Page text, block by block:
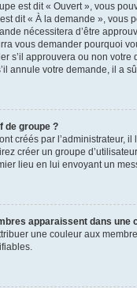
est dit « Ouvert », vous
dit « À la demande », vous
nécessitera d’être
vous demander pourquoi
s’il approuvera ou non votre
annule votre demande, il a
de groupe ?
créés par l’administrateur,
créer un groupe
lieu en lui envoyant un
apparaissent dans une
une couleur aux